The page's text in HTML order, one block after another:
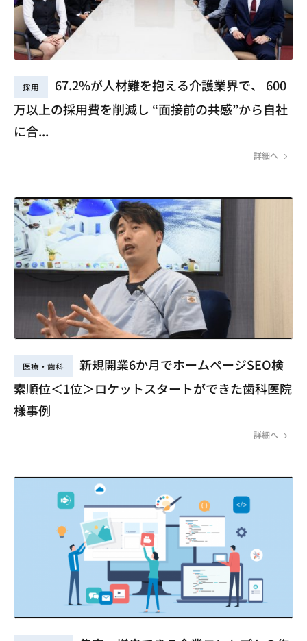
採用
67.2%が人材難を抱える介護業界で、 600
万以上の採用費を削減し “面接前の共感”から自社
に合...
詳細へ
医療・歯科
新規開業6か月でホームページSEO検
索順位＜1位＞ロケットスタートができた歯科医院
様事例
詳細へ